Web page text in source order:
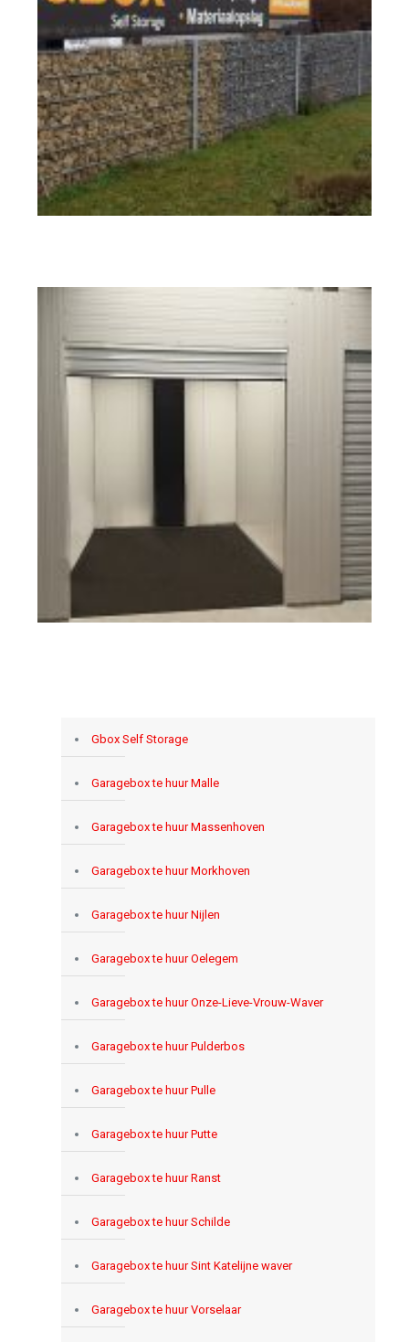
Gbox Self Storage
Garagebox te huur Malle
Garagebox te huur Massenhoven
Garagebox te huur Morkhoven
Garagebox te huur Nijlen
Garagebox te huur Oelegem
Garagebox te huur Onze-Lieve-Vrouw-Waver
Garagebox te huur Pulderbos
Garagebox te huur Pulle
Garagebox te huur Putte
Garagebox te huur Ranst
Garagebox te huur Schilde
Garagebox te huur Sint Katelijne waver
Garagebox te huur Vorselaar